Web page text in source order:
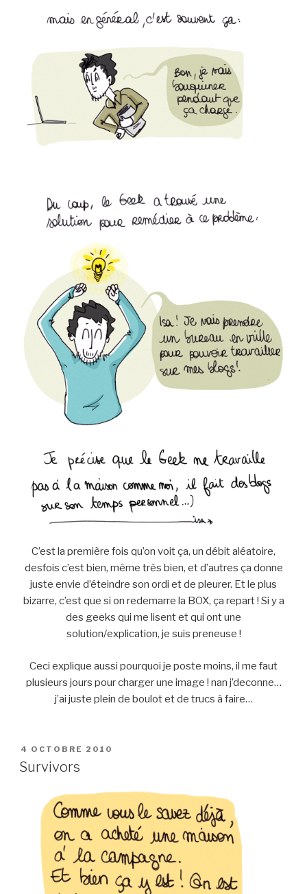
C’est la première fois qu’on voit ça, un débit aléatoire,
desfois c’est bien, même très bien, et d’autres ça donne
juste envie d’éteindre son ordi et de pleurer. Et le plus
bizarre, c’est que si on redemarre la BOX, ça repart ! Si y a
des geeks qui me lisent et qui ont une
solution/explication, je suis preneuse !
Ceci explique aussi pourquoi je poste moins, il me faut
plusieurs jours pour charger une image ! nan j’deconne…
j’ai juste plein de boulot et de trucs à faire…
PUBLIÉ
LE
4 OCTOBRE 2010
Survivors